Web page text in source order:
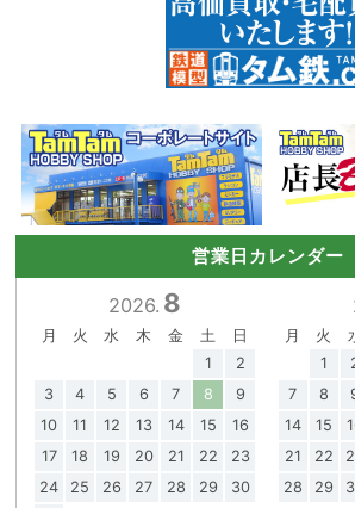
営業日カレンダー
2026. 8
月 火 水 木 金 土
日
1
2
3
4 5 6 7 8
9
10
11 12 13 14 15
16
17
18 19 20 21 22
23
24
25 26 27 28 29
30
月 火
1
7
8
14
15
21
22
28
29